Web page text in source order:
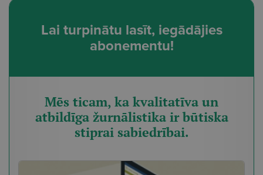
Lai turpinātu lasīt, iegādājies
abonementu!
Mēs ticam, ka kvalitatīva un
atbildīga žurnālistika ir būtiska
stiprai sabiedrībai.